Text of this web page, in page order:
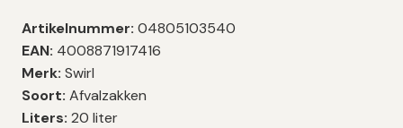
Artikelnummer: 04805103540
EAN: 4008871917416
Merk: Swirl
Soort: Afvalzakken
Liters: 20 liter